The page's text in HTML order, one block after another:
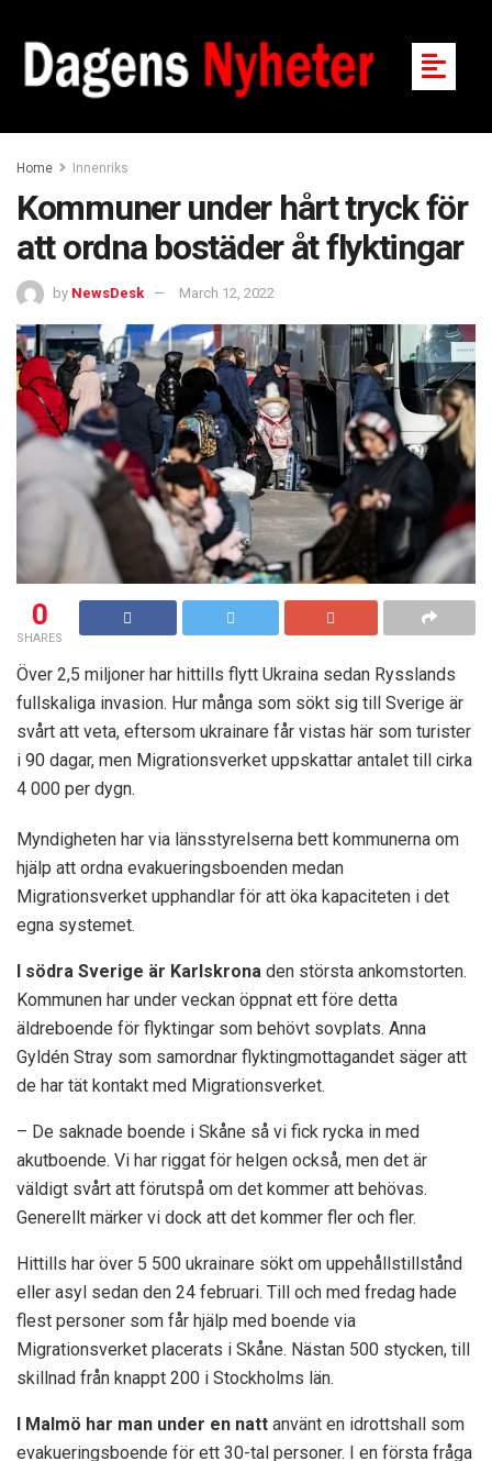
Home Innenriks
Kommuner under hårt tryck för
att ordna bostäder åt flyktingar
by NewsDesk March 12, 2022
0
SHARES
Över 2,5 miljoner har hittills flytt Ukraina sedan Rysslands
fullskaliga invasion. Hur många som sökt sig till Sverige är
svårt att veta, eftersom ukrainare får vistas här som turister
i 90 dagar, men Migrationsverket uppskattar antalet till cirka
4 000 per dygn.
Myndigheten har via länsstyrelserna bett kommunerna om
hjälp att ordna evakueringsboenden medan
Migrationsverket upphandlar för att öka kapaciteten i det
egna systemet.
I södra Sverige är Karlskrona den största ankomstorten.
Kommunen har under veckan öppnat ett före detta
äldreboende för flyktingar som behövt sovplats. Anna
Gyldén Stray som samordnar flyktingmottagandet säger att
de har tät kontakt med Migrationsverket.
– De saknade boende i Skåne så vi fick rycka in med
akutboende. Vi har riggat för helgen också, men det är
väldigt svårt att förutspå om det kommer att behövas.
Generellt märker vi dock att det kommer fler och fler.
Hittills har över 5 500 ukrainare sökt om uppehållstillstånd
eller asyl sedan den 24 februari. Till och med fredag hade
flest personer som får hjälp med boende via
Migrationsverket placerats i Skåne. Nästan 500 stycken, till
skillnad från knappt 200 i Stockholms län.
I Malmö har man under en natt använt en idrottshall som
evakueringsboende för ett 30-tal personer. I en första fråga